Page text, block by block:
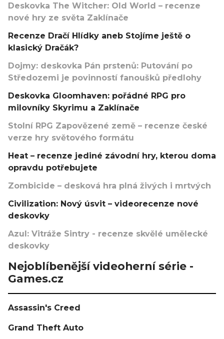
Deskovka The Witcher: Old World – recenze
nové hry ze světa Zaklínače
Recenze Dračí Hlídky aneb Stojíme ještě o
klasický Dračák?
Dojmy: deskovka Pán prstenů: Putování po
Středozemi je povinností fanoušků předlohy
Deskovka Gloomhaven: pořádné RPG pro
milovníky Skyrimu a Zaklínače
Stolní RPG Zapovězené země – recenze české
verze hry světového formátu
Heat – recenze jediné závodní hry, kterou doma
opravdu potřebujete
Zombicide – desková hra plná živých i mrtvých
Civilization: Nový úsvit – videorecenze nové
deskovky
Azul: Vitráže Sintry - recenze skvělé umělecké
deskovky
Nejoblíbenější videoherní série -
Games.cz
Assassin's Creed
Grand Theft Auto